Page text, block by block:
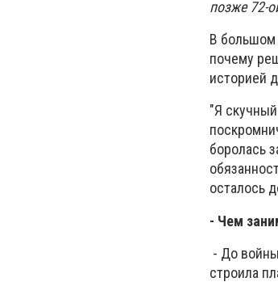
позже 72-
В большом
почему
историей
"Я
боролась
осталось
- Чем
- До
строила